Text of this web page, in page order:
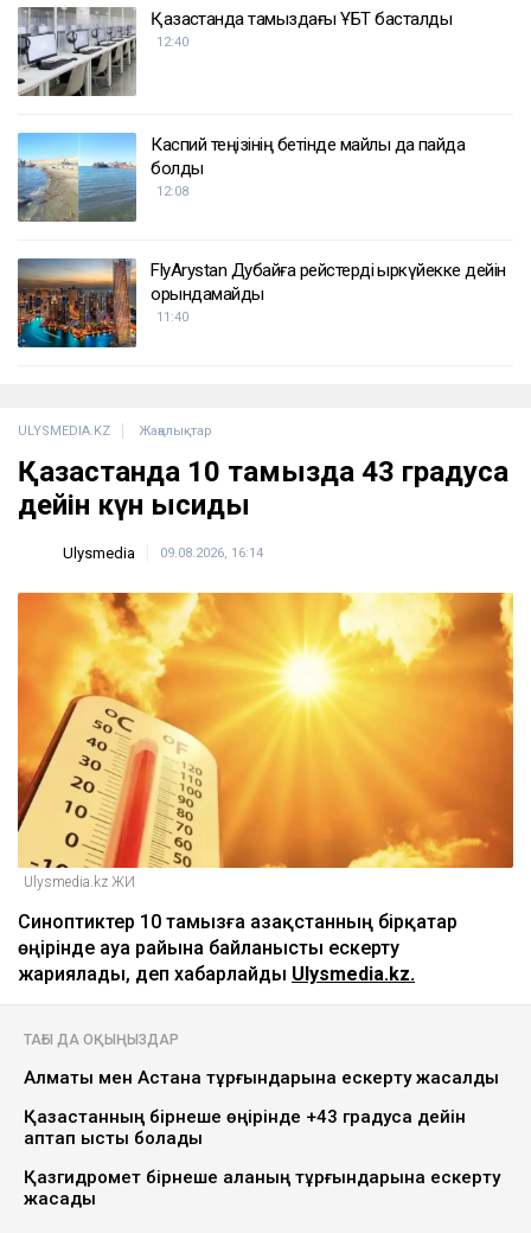
Қазақстанда тамыздағы ҰБТ басталды
12:40
Каспий теңізінің бетінде майлы дақ пайда
болды
12:08
FlyArystan Дубайға рейстерді қыркүйекке дейін
орындамайды
11:40
ULYSMEDIA.KZ Жаңалықтар
Қазақстанда 10 тамызда 43 градусқа
дейін күн ысиды
Ulysmedia 09.08.2026, 16:14
Ulysmedia.kz ЖИ
Синоптиктер 10 тамызға Қазақстанның бірқатар
өңірінде ауа райына байланысты ескерту
жариялады, деп хабарлайды Ulysmedia.kz.
ТАҒЫ ДА ОҚЫҢЫЗДАР
Алматы мен Астана тұрғындарына ескерту жасалды
Қазақстанның бірнеше өңірінде +43 градусқа дейін
аптап ыстық болады
Қазгидромет бірнеше қаланың тұрғындарына ескерту
жасады